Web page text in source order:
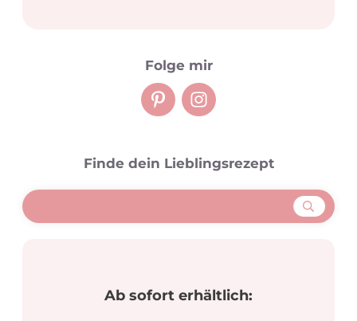
Folge mir
Finde dein Lieblingsrezept
Ab sofort erhältlich: